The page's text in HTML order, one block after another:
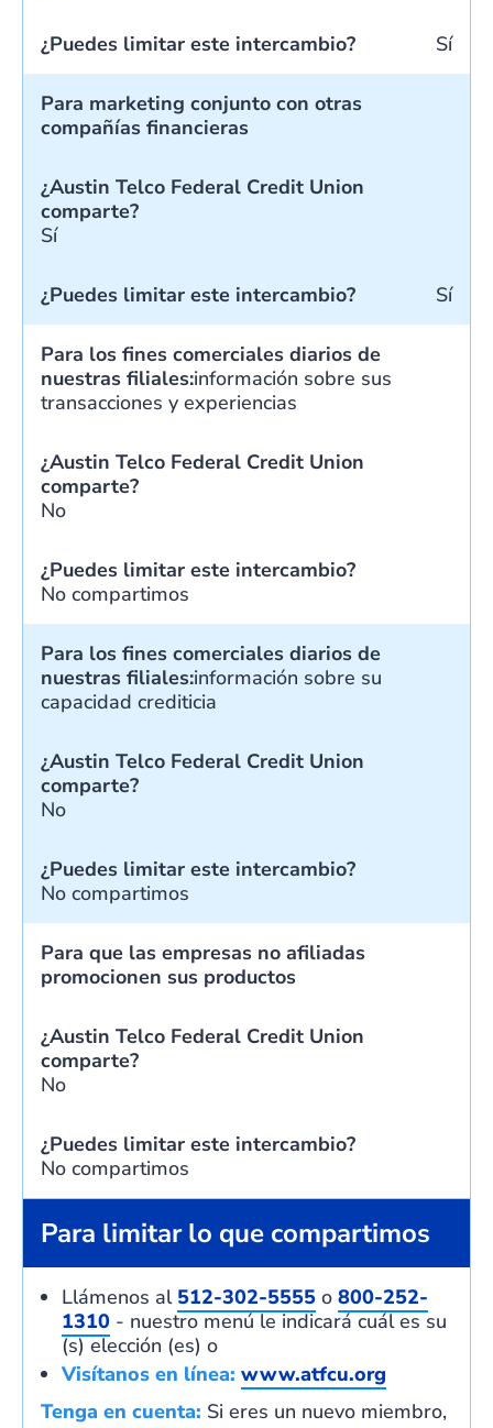
¿Puedes limitar este intercambio? Sí
Para marketing conjunto con otras
compañías financieras
¿Austin Telco Federal Credit Union
comparte?
Sí
¿Puedes limitar este intercambio? Sí
Para los fines comerciales diarios de
nuestras filiales:información sobre sus
transacciones y experiencias
¿Austin Telco Federal Credit Union
comparte?
No
¿Puedes limitar este intercambio?
No compartimos
Para los fines comerciales diarios de
nuestras filiales:información sobre su
capacidad crediticia
¿Austin Telco Federal Credit Union
comparte?
No
¿Puedes limitar este intercambio?
No compartimos
Para que las empresas no afiliadas
promocionen sus productos
¿Austin Telco Federal Credit Union
comparte?
No
¿Puedes limitar este intercambio?
No compartimos
Para limitar lo que compartimos
Llámenos al 512-302-5555 o800-252-
1310 - nuestro menú le indicará cuál es su
(s) elección (es) o
Visítanos en línea: www.atfcu.org
Tenga en cuenta: Si eres un nuevo miembro,